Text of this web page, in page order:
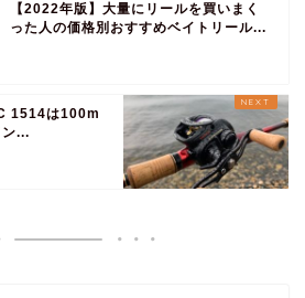
【2022年版】大量にリールを買いまく
った人の価格別おすすめベイトリール...
1514は100m
...